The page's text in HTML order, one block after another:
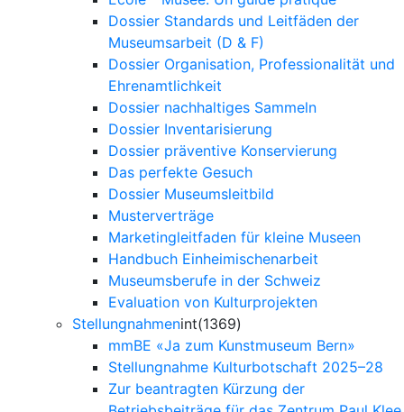
Dossier Standards und Leitfäden der
Museumsarbeit (D & F)
Dossier Organisation, Professionalität und
Ehrenamtlichkeit
Dossier nachhaltiges Sammeln
Dossier Inventarisierung
Dossier präventive Konservierung
Das perfekte Gesuch
Dossier Museumsleitbild
Musterverträge
Marketingleitfaden für kleine Museen
Handbuch Einheimischenarbeit
Museumsberufe in der Schweiz
Evaluation von Kulturprojekten
Stellungnahmenint(1369)
mmBE «Ja zum Kunstmuseum Bern»
Stellungnahme Kulturbotschaft 2025–28
Zur beantragten Kürzung der